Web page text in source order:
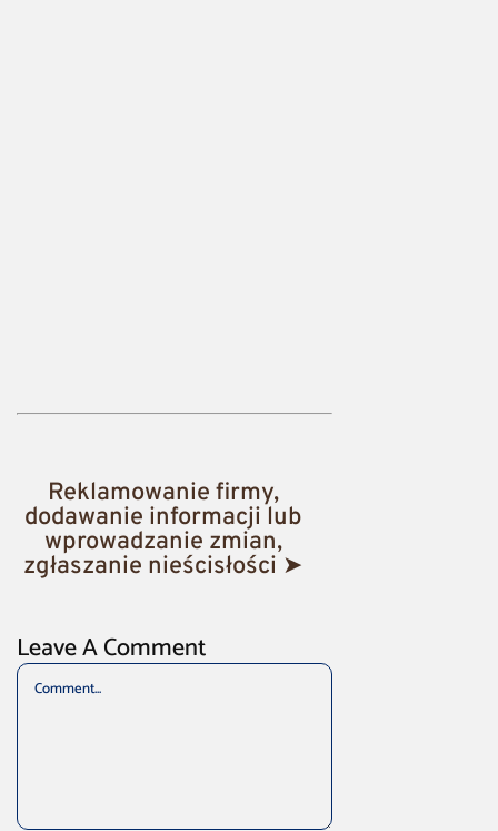
Reklamowanie firmy,
dodawanie informacji lub
wprowadzanie zmian,
zgłaszanie nieścisłości ➤
Leave A Comment
Comment